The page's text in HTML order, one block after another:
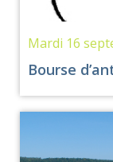
Mardi 16
Bourse